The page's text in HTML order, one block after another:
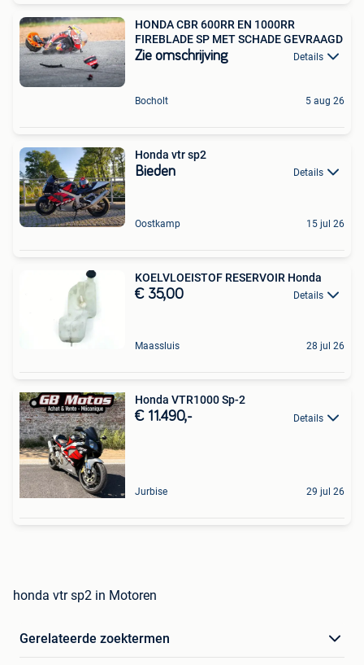
HONDA CBR 600RR EN 1000RR
FIREBLADE SP MET SCHADE GEVRAAGD
Zie omschrijving Details
Bocholt 5 aug 26
Honda vtr sp2
Bieden Details
Oostkamp 15 jul 26
KOELVLOEISTOF RESERVOIR Honda
€ 35,00 Details
Maassluis 28 jul 26
Honda VTR1000 Sp-2
€ 11.490,- Details
Jurbise 29 jul 26
honda vtr sp2 in Motoren
Gerelateerde zoektermen